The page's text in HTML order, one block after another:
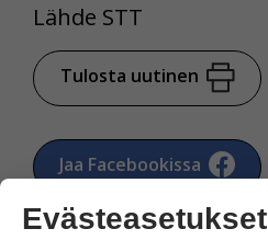
Lähde STT
Tulosta uutinen
Jaa Facebookissa
Evästeasetukset